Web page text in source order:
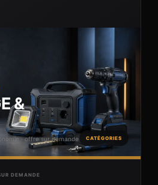
&
· offre sur demande CATÉGORIES
DEMANDE